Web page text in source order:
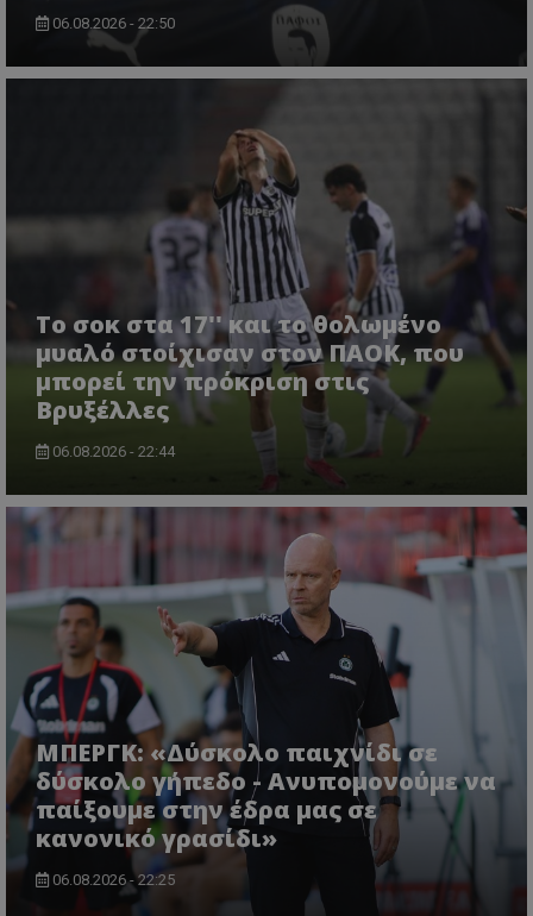
06.08.2026 - 22:50
Το σοκ στα 17'' και το θολωμένο
μυαλό στοίχισαν στον ΠΑΟΚ, που
μπορεί την πρόκριση στις
Βρυξέλλες
06.08.2026 - 22:44
ΜΠΕΡΓΚ: «Δύσκολο παιχνίδι σε
δύσκολο γήπεδο - Ανυπομονούμε να
παίξουμε στην έδρα μας σε
κανονικό γρασίδι»
06.08.2026 - 22:25